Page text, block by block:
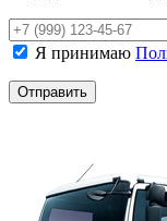
Я принимаю